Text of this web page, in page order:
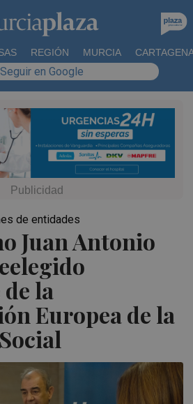
REGIÓN MURCIA
en Google
Juan Antonio
la
Europea de la
de entidades